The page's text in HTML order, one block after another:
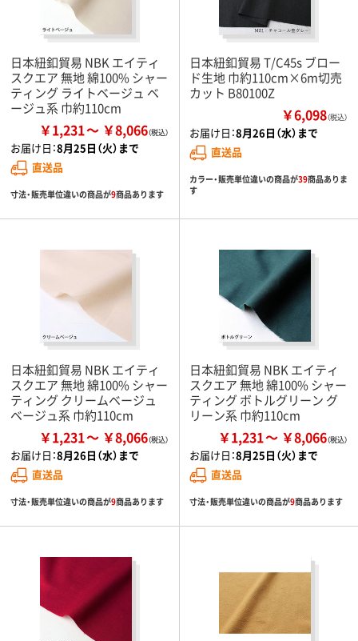
日本紐釦貿易 NBK エイティ
スクエア 無地 綿100% シャー
ティング ライトベージュ ベ
ージュ系 巾約110cm
￥1,231 ￥8,066
お届け日：8月25日（火）まで
直送品
寸法・販売単位違いの商品が9商品あります
日本紐釦貿易 T/C45s ブロー
ド生地 巾約110cm×6m切売
カット B80100Z
￥6,098（税込）
お届け日：8月26日（水）まで
直送品
カラー・販売単位違いの商品が39商品ありま
す
日本紐釦貿易 NBK エイティ
スクエア 無地 綿100% シャー
ティング クリームベージュ
ベージュ系 巾約110cm
￥1,231 ￥8,066
お届け日：8月26日（水）まで
直送品
寸法・販売単位違いの商品が9商品あります
日本紐釦貿易 NBK エイティ
スクエア 無地 綿100% シャー
ティング ボトルグリーン グ
リーン系 巾約110cm
￥1,231 ￥8,066
お届け日：8月25日（火）まで
直送品
寸法・販売単位違いの商品が9商品あります